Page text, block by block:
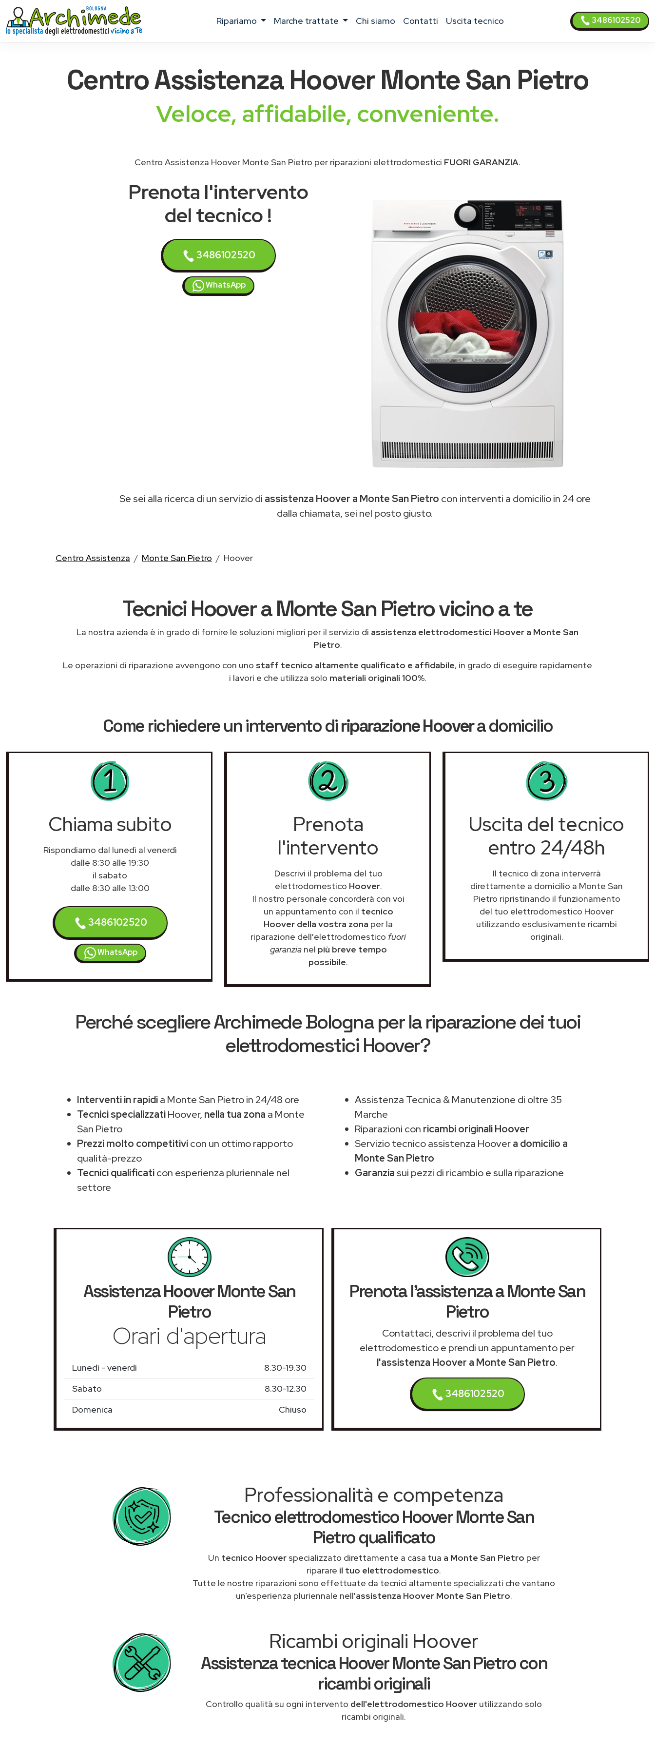
ripariamo marche trattate chi siamo contatti uscita tecnico 3486102520
Centro AssistenzaHooverMonte San Pietro
Veloce, affidabile, conveniente.
Centro Assistenza Hoover Monte San Pietro per riparazioni elettrodomestici FUORI GARANZIA.
Prenota l'intervento
del tecnico !
3486102520
WhatsApp
Se sei alla ricerca di un servizio di assistenza Hoover a Monte San Pietro con interventi a domicilio in 24 ore
dalla chiamata, sei nel posto giusto.
Centro Assistenza Monte San Pietro Hoover
Tecnici Hoover a Monte San Pietro vicino a te
La nostra azienda è in grado di fornire le soluzioni migliori per il servizio di assistenza elettrodomestici Hoover a Monte San
Pietro.
Le operazioni di riparazione avvengono con uno staff tecnico altamente qualificato e affidabile, in grado di eseguire rapidamente
i lavori e che utilizza solo materiali originali 100%.
Come richiedere un intervento diriparazione Hoovera domicilio
Chiama subito
Rispondiamo dal lunedì al venerdì
dalle 8:30 alle 19:30
il sabato
dalle 8:30 alle 13:00
3486102520
WhatsApp
Prenota
l'intervento
Descrivi il problema del tuo
elettrodomestico Hoover.
Il nostro personale concorderà con voi
un appuntamento con il tecnico
Hoover della vostra zona per la
riparazione dell'elettrodomestico fuori
garanzianel più breve tempo
possibile.
Uscita del tecnico
entro 24/48h
Il tecnico di zona interverrà
direttamente a domicilio a Monte San
Pietro ripristinando il funzionamento
del tuo elettrodomestico Hoover
utilizzando esclusivamente ricambi
originali.
Perché scegliereArchimede Bolognaper la riparazione dei tuoi
elettrodomestici Hoover?
Interventi in rapidia Monte San Pietro in 24/48 ore
Tecnici specializzatiHoover, nella tua zona a Monte
San Pietro
Prezzi molto competitivicon un ottimo rapporto
qualità-prezzo
Tecnici qualificaticon esperienza pluriennale nel
settore
Assistenza Tecnica & Manutenzione di oltre 35
Marche
Riparazioni con ricambi originali Hoover
Servizio tecnico assistenza Hoovera domicilio a
Monte San Pietro
Garanzia sui pezzi di ricambio e sulla riparazione
AssistenzaHooverMonte San
Pietro
Orari d'apertura
Lunedì - venerdì
8.30-19.30
Sabato
8.30-12.30
Domenica
Chiuso
Prenota l'assistenza a Monte San
Pietro
Contattaci, descrivi il problema del tuo
elettrodomestico e prendi un appuntamento per
l'assistenza Hoover a Monte San Pietro.
3486102520
Professionalità e competenza
Tecnico elettrodomestico Hoover Monte San
Pietro qualificato
Un tecnico Hooverspecializzato direttamente a casa tua a Monte San Pietro per
riparare il tuo elettrodomestico.
Tutte le nostre riparazioni sono effettuate da tecnici altamente specializzati che vantano
un’esperienza pluriennale nell'assistenza Hoover Monte San Pietro.
Ricambi originali Hoover
Assistenza tecnica Hoover Monte San Pietro con
ricambi originali
Controllo qualità su ogni intervento dell'elettrodomestico Hoover utilizzando solo
ricambi originali.